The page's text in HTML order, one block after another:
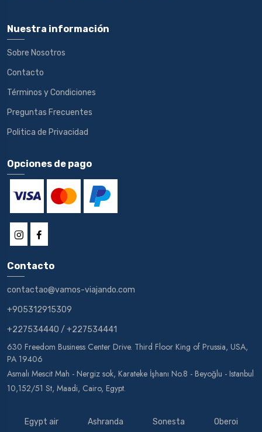
Nuestra información
Sobre Nosotros
Contacto
Términos y Condiciones
Preguntas Frecuentes
Politica de Privacidad
Opciones de pago
Contacto
contactao@vamos-viajando.com
+905312915309
+227534440 / +227534441
630 Freedom Business Center Drive. Third Floor King of Prussia, USA,
PA 19406
Asmalı Mescit Mah - Nergiz sok, Karateke İşhanı No.8 - Beyoğlu - Istanbul
10,152/51 St, Maadi, Cairo, Egypt.
Egypt air Ashranda Sonesta Oberoi